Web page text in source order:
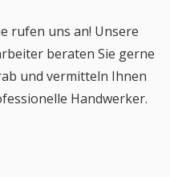
rufen uns an! Unsere
beraten Sie gerne
und vermitteln Ihnen
Handwerker.